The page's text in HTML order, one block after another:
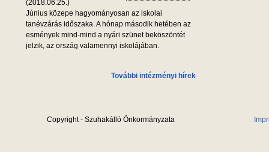
(2018.06.25.)
Június közepe hagyományosan az iskolai
tanévzárás időszaka. A hónap második hetében az
esmények mind-mind a nyári szünet beköszöntét
jelzik, az ország valamennyi iskolájában.
További intézményi hírek
Copyright - Szuhakálló Önkormányzata